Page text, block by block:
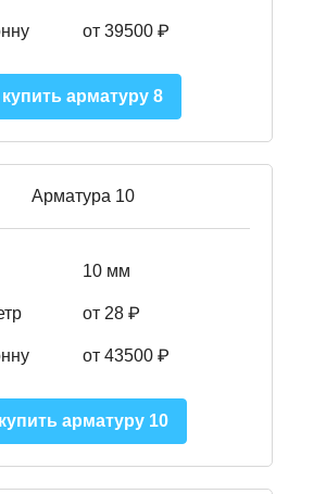
от 39500 ₽
купить арматуру 8
Арматура 10
10 мм
от 28 ₽
от 43500 ₽
купить арматуру 10